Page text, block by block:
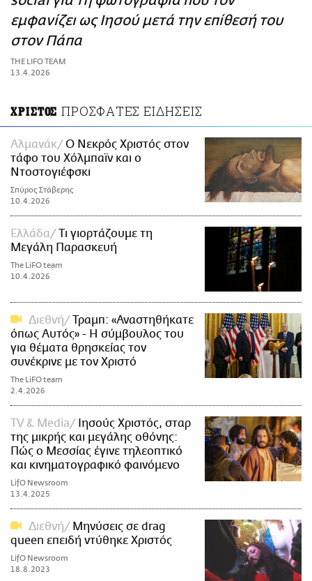
ΑΜΠΑ
PRINT
εμφανίζει ως Ιησού μετά την επίθεσή του
στον Πάπα
THE LIFO TEAM
13.4.2026
ΧΡΙΣΤΟΣ ΠΡΟΣΦΑΤΕΣ ΕΙΔΗΣΕΙΣ
Αλμανάκ
Ο Νεκρός Χριστός στον
τάφο του Χόλμπαϊν και ο
Ντοστογιέφσκι
Σπύρος Στάβερης
10.4.2026
Ελλάδα
Τι γιορτάζουμε τη
Μεγάλη Παρασκευή
The LiFO team
10.4.2026
Διεθνή
Τραμπ: «Αναστηθήκατε
όπως Αυτός» - Η σύμβουλος του
για θέματα θρησκείας τον
συνέκρινε με τον Χριστό
The LiFO team
2.4.2026
TV & Media
Ιησούς Χριστός, σταρ
της μικρής και μεγάλης οθόνης:
Πώς ο Μεσσίας έγινε τηλεοπτικό
και κινηματογραφικό φαινόμενο
LifO Newsroom
13.4.2025
Διεθνή
Μηνύσεις σε drag
queen επειδή ντύθηκε Χριστός
LifO Newsroom
18.8.2023